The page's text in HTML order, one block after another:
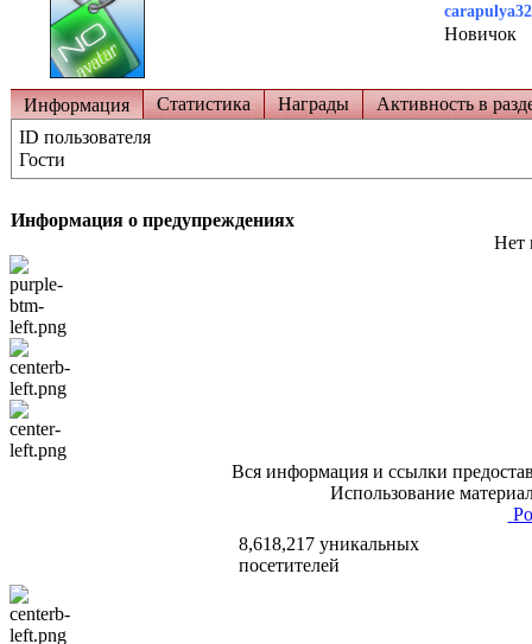
Новичок
Информация Статистика Награды
Активность в
ID пользователя
Гости
Информация о предупреждениях
Нет
Вся информация и ссылки
Использование
8,618,217 уникальных
посетителей